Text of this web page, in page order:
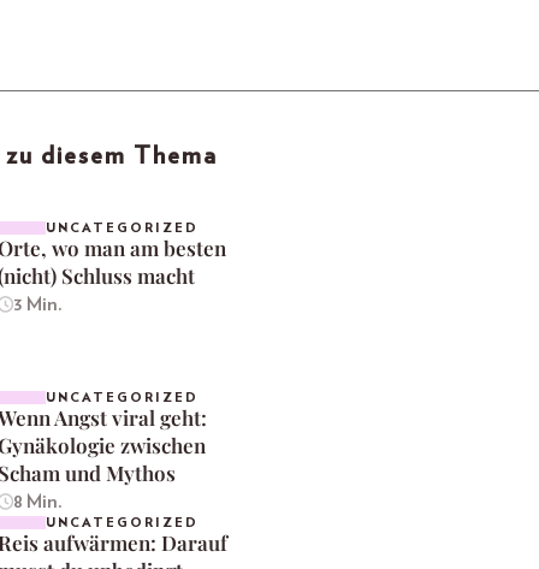
diesem Thema
UNCATEGORIZED
wo man am besten
Schluss macht
3 Min.
UNCATEGORIZED
Angst viral geht:
zwischen
und Mythos
8 Min.
UNCATEGORIZED
aufwärmen: Darauf